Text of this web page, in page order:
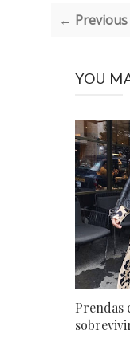
← Previous
YOU
Prendas